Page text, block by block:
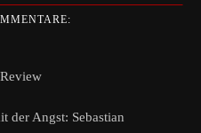
der Angst: Sebastian